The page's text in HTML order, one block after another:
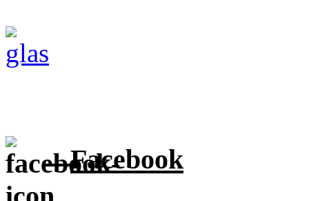
Facebook